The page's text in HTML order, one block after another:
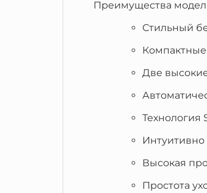
Преимущества
Стильный
Две
Технология
Высокая
Простота